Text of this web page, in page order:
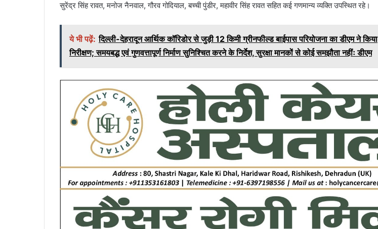
सुरेंद्र सिंह रावत, मनोज नैनवाल, गौरव गोदियाल, बच्ची पुंडीर, महावीर सिंह रावत सहित कई गणमान्य व्यक्ति उपस्थित रहे।
ये भी पढ़ें: दिल्ली-देहरादून आर्थिक कॉरिडोर से जुड़ी 12 किमी ग्रीनफील्ड बाईपास परियोजना का डीएम ने किया
निरीक्षण; समयबद्ध एवं गुणवत्तापूर्ण निर्माण सुनिश्चित करने के निर्देश, सुरक्षा मानकों से कोई समझौता नहींः डीएम